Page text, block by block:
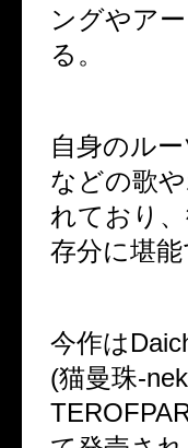
ングやア
る。
自身のル
などの歌
れており
存分に堪
今作は
(猫曼珠-